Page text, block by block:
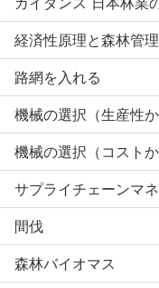
経済性原理と森林管理
路網を入れる
機械の選択（生産性
機械の選択（コスト
サプライチェーンマ
間伐
森林バイオマス